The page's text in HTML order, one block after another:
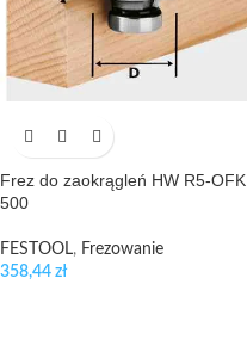
Frez do zaokrągleń HW R5-OFK
500
FESTOOL, Frezowanie
358,44 zł